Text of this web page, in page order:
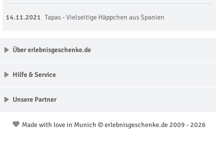
14.11.2021 Tapas - Vielseitige Häppchen aus Spanien
Über erlebnisgeschenke.de
Hilfe & Service
Unsere Partner
Made with love in Munich © erlebnisgeschenke.de 2009 - 2026